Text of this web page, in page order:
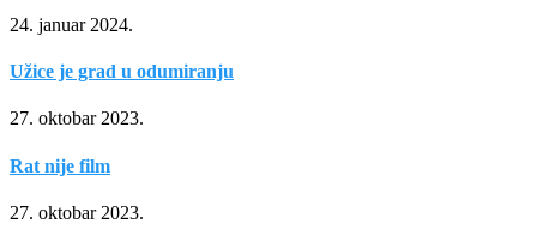
24. januar 2024.
Užice je grad u odumiranju
27. oktobar 2023.
Rat nije film
27. oktobar 2023.